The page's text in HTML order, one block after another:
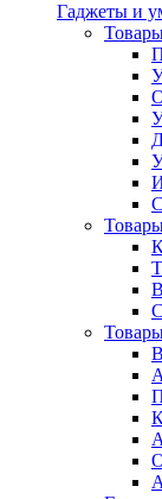
Гаджеты и